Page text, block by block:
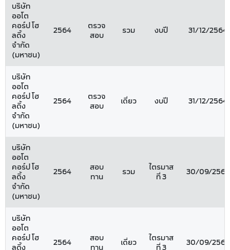
บริษัท
ออโต
คอร์ป โฮ
ลดิ้ง
จำกัด
(มหาชน)
2564
ตรวจ
สอบ
รวม งบปี 31/12/2564
บริษัท
ออโต
คอร์ป โฮ
ลดิ้ง
จำกัด
(มหาชน)
2564
ตรวจ
สอบ
เดี่ยว งบปี 31/12/2564
บริษัท
ออโต
คอร์ป โฮ
ลดิ้ง
จำกัด
(มหาชน)
2564
สอบ
ทาน
รวม
ไตรมาส
ที่ 3
30/09/2564
บริษัท
ออโต
คอร์ป โฮ
2564
สอบ
เดี่ยว
ไตรมาส
30/09/2564